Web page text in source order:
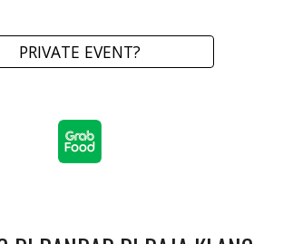
PRIVATE EVENT?